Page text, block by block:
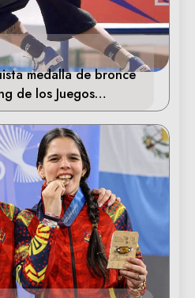
medalla de bronce
de los Juegos